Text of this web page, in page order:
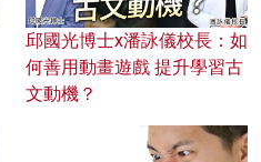
邱國光博士x潘詠儀校長：如
何善用動畫遊戲 提升學習古
文動機？